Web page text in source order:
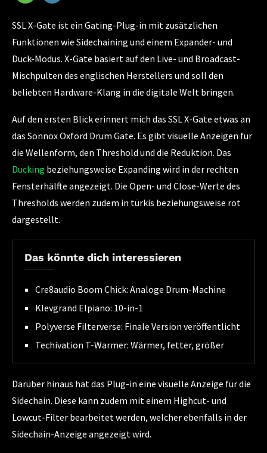
SSL X-Gate ist ein Gating-Plug-in mit zusätzlichen
Funktionen wie Sidechaining und einem Expander- und
Duck-Modus. X-Gate basiert auf den Live- und Broadcast-
Mischpulten des englischen Herstellers und soll den
beliebten Hardware-Klang in die digitale Welt bringen.
Auf den ersten Blick erinnert mich das SSL X-Gate etwas an
das Sonnox Oxford Drum Gate. Es gibt visuelle Anzeigen für
die Wellenform, den Threshold und die Reduktion. Das
Ducking beziehungsweise Expanding wird in der rechten
Fensterhälfte angezeigt. Die Open- und Close-Werte des
Thresholds werden zudem in türkis beziehungsweise rot
dargestellt.
Das könnte dich interessieren
Cre8audio Boom Chick: Analoge Drum-Machine
Klevgrand Elpiano: 10-in-1
Polyverse Filterverse: Finale Version veröffentlicht
Techivation T-Warmer: Wärmer, fetter, größer
Darüber hinaus hat das Plug-in eine visuelle Anzeige für die
Sidechain. Diese kann zudem mit einem Highcut- und
Lowcut-Filter bearbeitet werden, welcher ebenfalls in der
Sidechain-Anzeige angezeigt wird.